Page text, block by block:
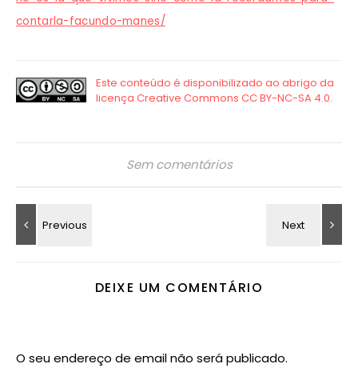
contarla-facundo-manes/
Sem comentários
DEIXE UM COMENTÁRIO
O seu endereço de email não será publicado.